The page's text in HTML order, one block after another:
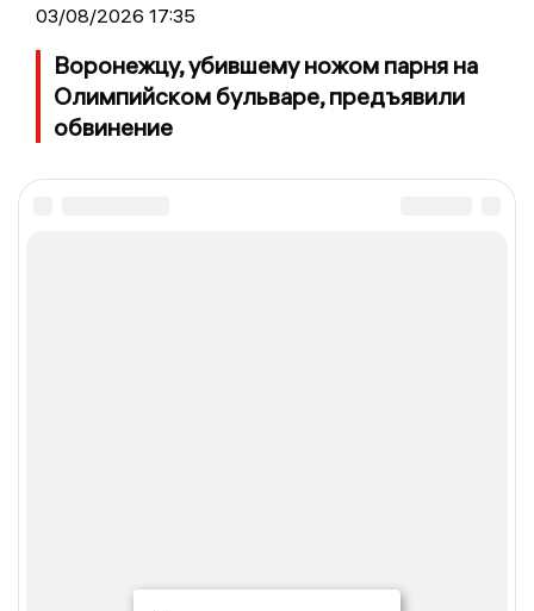
03/08/2026 17:35
Воронежцу, убившему ножом парня на
Олимпийском бульваре, предъявили
обвинение